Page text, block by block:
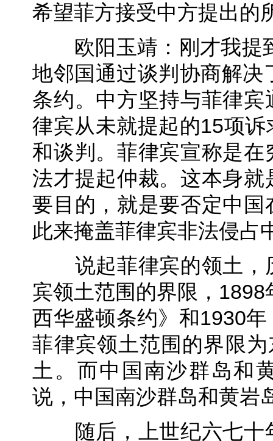
希望菲方接受中方提出的
欧阳玉靖：刚才我提
地邻国通过谈判协商解
条约。中方坚持与菲律
律宾从未就提起的15项
和谈判。菲律宾宣称是
法才提起仲裁。这本身
要目的，就是要否定中
此来掩盖菲律宾非法侵占
说起菲律宾的领土，
宾领土范围的界限，
西华盛顿条约》和1930
菲律宾领土范围的界限
土。而中国南沙群岛和
说，中国南沙群岛和黄岩
随后，上世纪六七十